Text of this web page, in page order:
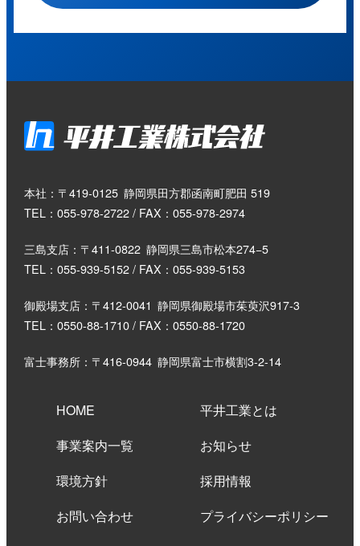
本社：〒419-0125 静岡県田方郡函南町肥田 519
TEL：055-978-2722 / FAX：055-978-2974
三島支店：〒411-0822 静岡県三島市松本274−5
TEL：055-939-5152 / FAX：055-939-5153
御殿場支店：〒412-0041 静岡県御殿場市茱萸沢917-3
TEL：0550-88-1710 / FAX：0550-88-1720
富士事務所：〒416-0944 静岡県富士市横割3-2-14
HOME
平井工業とは
事業案内一覧
お知らせ
環境方針
採用情報
お問い合わせ
プライバシーポリシー